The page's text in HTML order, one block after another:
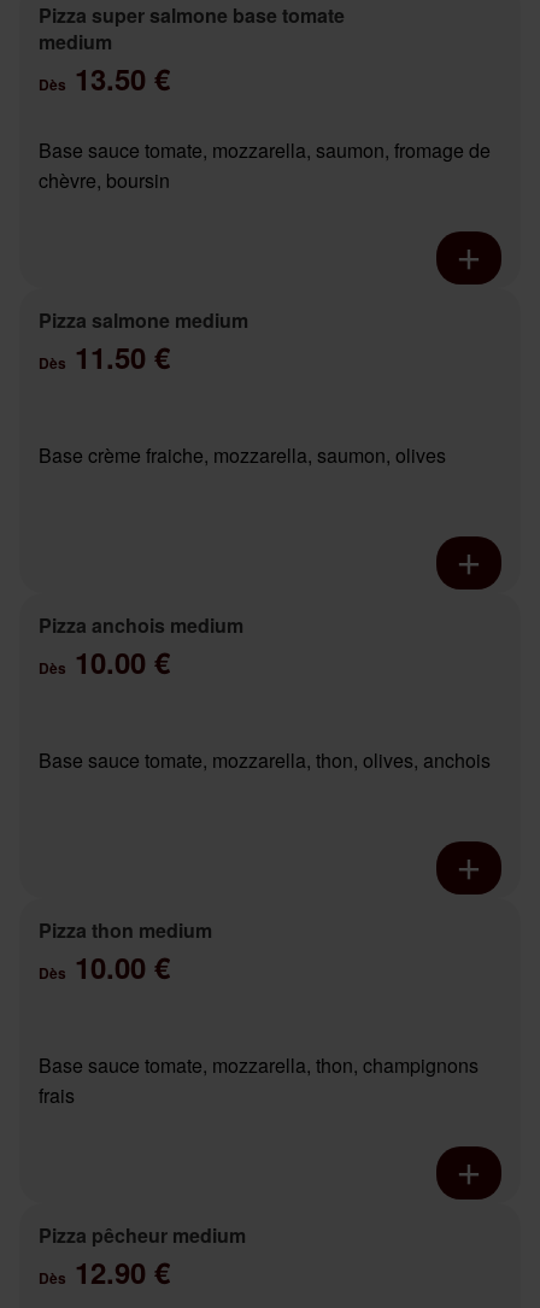
Pizza super salmone base tomate
medium
Dès 13.50 €
Base sauce tomate, mozzarella, saumon, fromage de
chèvre, boursin
Pizza salmone medium
Dès 11.50 €
Base crème fraiche, mozzarella, saumon, olives
Pizza anchois medium
Dès 10.00 €
Base sauce tomate, mozzarella, thon, olives, anchois
Pizza thon medium
Dès 10.00 €
Base sauce tomate, mozzarella, thon, champignons
frais
Pizza pêcheur medium
Dès 12.90 €